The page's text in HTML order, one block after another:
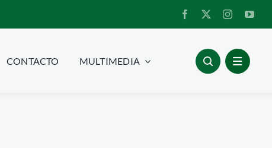
CONTACTO MULTIMEDIA